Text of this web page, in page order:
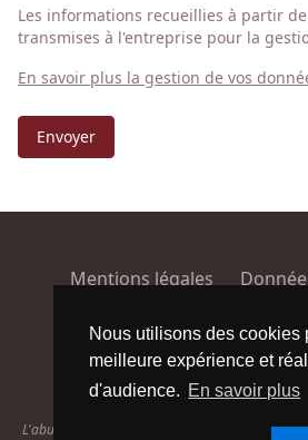
Nous utilisons des cookies
meilleure expérience et
d'audience. En savoir plus
Les informations recueillies à partir
transmises à l'entreprise pour la
En savoir plus la gestion de vos
Envoyer
Mentions légales
Conditions générales de vente
Facebook
L'abus d'alcool est dangereux pour la santé. À